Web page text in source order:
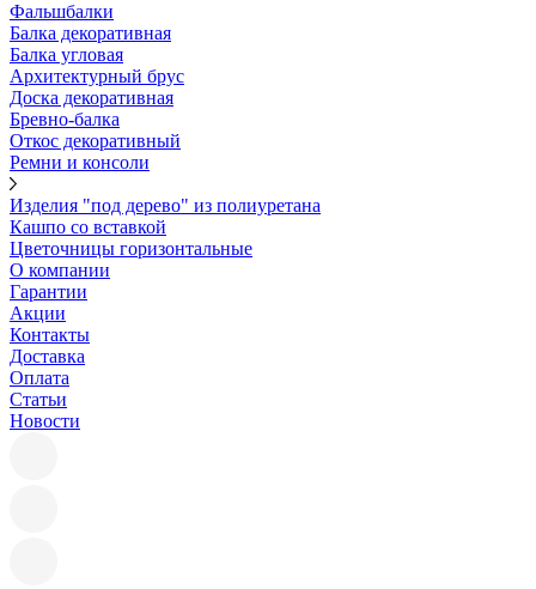
Фальшбалки
Балка декоративная
Балка угловая
Архитектурный брус
Доска декоративная
Бревно-балка
Откос декоративный
Ремни и консоли
Изделия "под дерево" из полиуретана
Кашпо со вставкой
Цветочницы горизонтальные
О компании
Гарантии
Акции
Контакты
Доставка
Оплата
Статьи
Новости